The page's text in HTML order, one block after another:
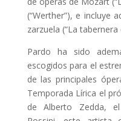
(“Werther”), e incluye
zarzuela (“La tabernera
Pardo ha sido
escogidos para el
de las principales
Temporada Lírica el
de Alberto Zedda,